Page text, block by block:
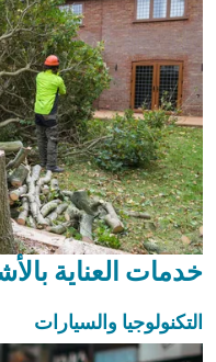
خدمات العناية
التكنولوجيا والسيارات